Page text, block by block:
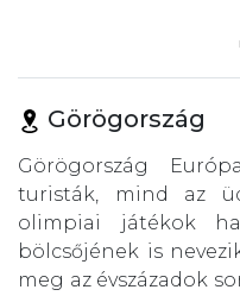
Görögország
Görögország
turisták, mind az
olimpiai játékok
bölcsőjének is
meg az évszázadok